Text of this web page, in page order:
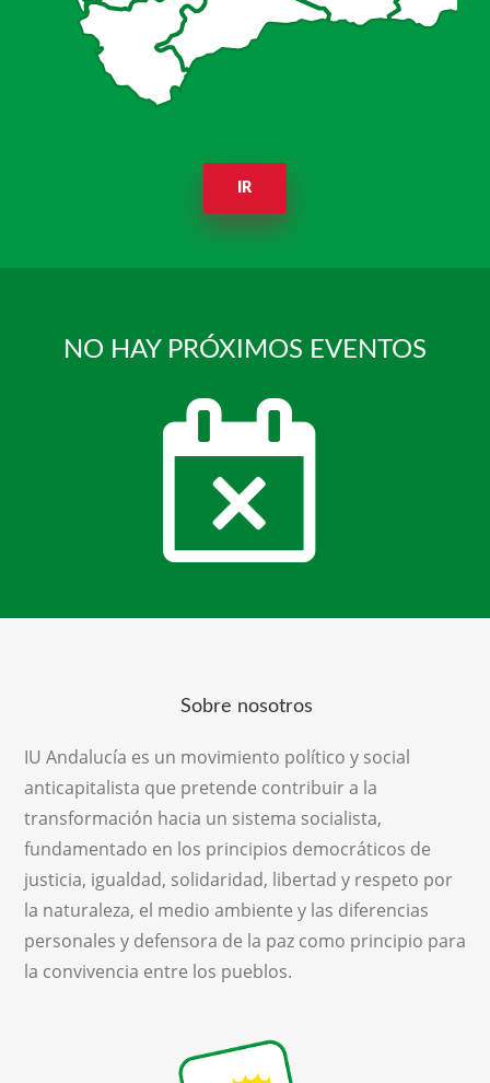
IR
NO HAY PRÓXIMOS EVENTOS
Sobre nosotros
IU Andalucía es un movimiento político y social
anticapitalista que pretende contribuir a la
transformación hacia un sistema socialista,
fundamentado en los principios democráticos de
justicia, igualdad, solidaridad, libertad y respeto por
la naturaleza, el medio ambiente y las diferencias
personales y defensora de la paz como principio para
la convivencia entre los pueblos.